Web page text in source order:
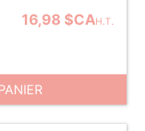
16,98 $CAH.T.